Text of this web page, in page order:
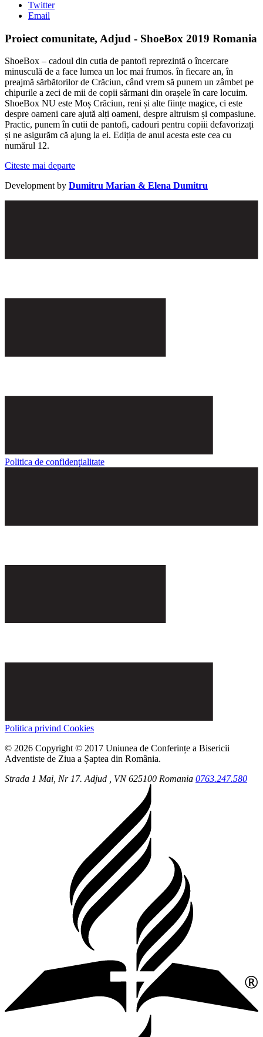
Twitter
Email
Proiect comunitate, Adjud - ShoeBox 2019 Romania
ShoeBox – cadoul din cutia de pantofi reprezintă o încercare
minusculă de a face lumea un loc mai frumos. în fiecare an, în
preajmă sărbătorilor de Crăciun, când vrem să punem un zâmbet pe
chipurile a zeci de mii de copii sărmani din orașele în care locuim.
ShoeBox NU este Moș Crăciun, reni și alte ființe magice, ci este
despre oameni care ajută alți oameni, despre altruism și compasiune.
Practic, punem în cutii de pantofi, cadouri pentru copiii defavorizați
și ne asigurăm că ajung la ei. Ediția de anul acesta este cea cu
numărul 12.
Citeste mai departe
Development by Dumitru Marian & Elena Dumitru
Politica de confidenţialitate
Politica privind Cookies
© 2026 Copyright © 2017 Uniunea de Conferințe a Bisericii
Adventiste de Ziua a Șaptea din România.
Strada 1 Mai, Nr 17.Adjud , VN 625100 Romania 0763.247.580